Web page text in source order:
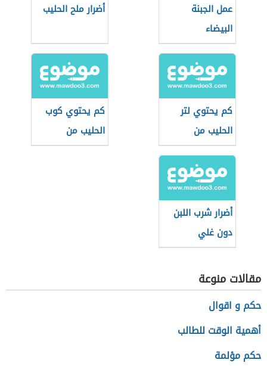
عمل الجبنة
البيضاء
أضرار ملح الحليب
كم يحتوي لتر
الحليب من
البروتين
كم يحتوي كوب
الحليب من
البروتين
أضرار شرب اللبن
دون غلي
مقالات منوعة
حكم و اقوال
أهمية الوقت للطالب
حكم مؤلمة